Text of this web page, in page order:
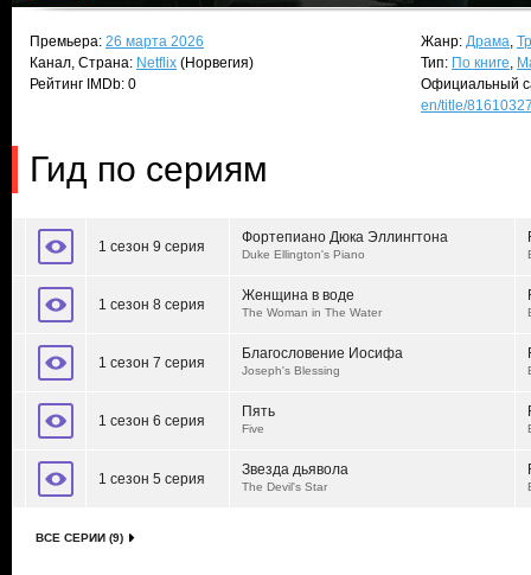
Премьера: 26 марта 2026
Канал, Страна: Netflix (Норвегия)
Рейтинг IMDb: 0
Жанр: Драма,
Тип: По книге,
Официальный
en/title/
Гид по сериям
1 сезон 9 серия
Фортепиано Дюка Эллингтона
Duke Ellington's Piano
1 сезон 8 серия
Женщина в воде
The Woman in The Water
1 сезон 7 серия
Благословение Иосифа
Joseph's Blessing
1 сезон 6 серия
Пять
Five
1 сезон 5 серия
Звезда дьявола
The Devil's Star
ВСЕ СЕРИИ (9)